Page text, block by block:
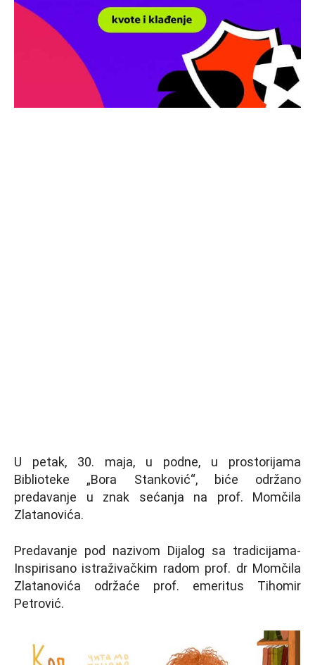
U petak, 30. maja, u podne, u prostorijama
Biblioteke „Bora Stanković“, biće održano
predavanje u znak sećanja na prof. Momčila
Zlatanovića.
Predavanje pod nazivom Dijalog sa tradicijama-
Inspirisano istraživačkim radom prof. dr Momčila
Zlatanovića održaće prof. emeritus Tihomir
Petrović.